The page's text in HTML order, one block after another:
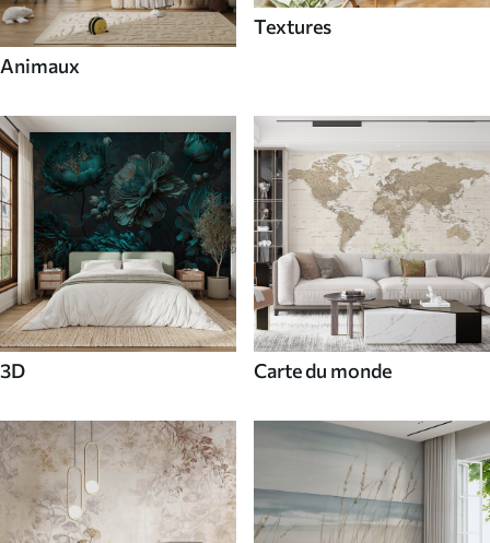
Animaux
Textures
3D Carte du monde